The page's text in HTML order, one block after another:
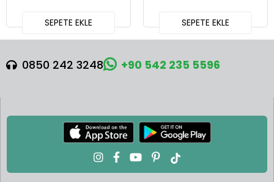
SEPETE EKLE SEPETE EKLE
0850 242 3248 +90 542 235 5596